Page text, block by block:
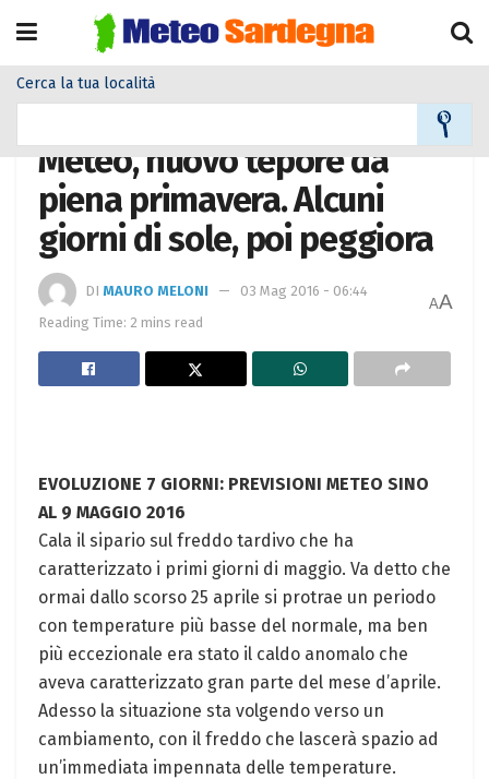
Cerca la tua località
Meteo, nuovo tepore da
piena primavera. Alcuni
giorni di sole, poi peggiora
DI MAURO MELONI
03 Mag 2016 - 06:44
Reading Time: 2 mins read
AA
EVOLUZIONE 7 GIORNI: PREVISIONI METEO SINO
AL 9 MAGGIO 2016
Cala il sipario sul freddo tardivo che ha
caratterizzato i primi giorni di maggio. Va detto che
ormai dallo scorso 25 aprile si protrae un periodo
con temperature più basse del normale, ma ben
più eccezionale era stato il caldo anomalo che
aveva caratterizzato gran parte del mese d’aprile.
Adesso la situazione sta volgendo verso un
cambiamento, con il freddo che lascerà spazio ad
un’immediata impennata delle temperature.